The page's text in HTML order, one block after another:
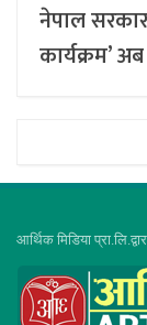
नेपाल
कार्यक्रम’
आर्थिक मिडिया